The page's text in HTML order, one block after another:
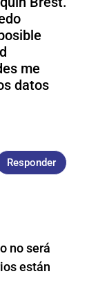
me
datos
Responder
no será
están